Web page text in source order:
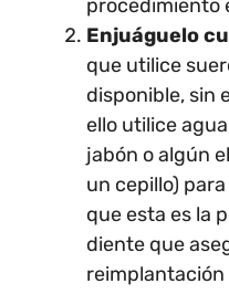
procedimiento
Enjuáguelo
que utilice
disponible, sin
ello utilice
jabón o algún
un cepillo)
que esta es la
diente que
reimplantación